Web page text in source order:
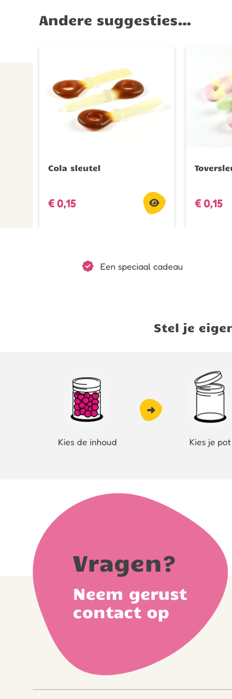
Andere suggesties…
Cola sleutel
€0,15 €0,15
Een speciaal cadeau
Stel je
Kies de inhoud Kies je pot
Vragen?
Neem gerust
contact op